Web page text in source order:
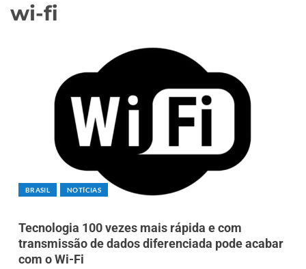
wi-fi
BRASIL NOTÍCIAS
Tecnologia 100 vezes mais rápida e com
transmissão de dados diferenciada pode acabar
com o Wi-Fi